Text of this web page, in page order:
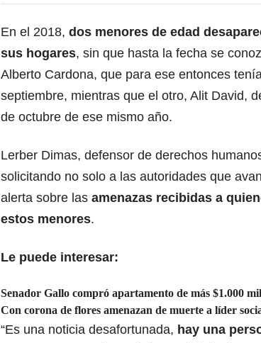
En el 2018, dos menores de edad
sus hogares, sin que hasta la fecha se
Alberto Cardona, que para ese entonces
septiembre, mientras que el otro, Alit David,
de octubre de ese mismo año.
Lerber Dimas, defensor de derechos
solicitando no solo a las autoridades que
alerta sobre las amenazas recibidas a
estos menores.
Le puede interesar:
Senador Gallo compró apartamento de más $1.000
Con corona de flores amenazan de muerte a líder
“Es una noticia desafortunada, hay una